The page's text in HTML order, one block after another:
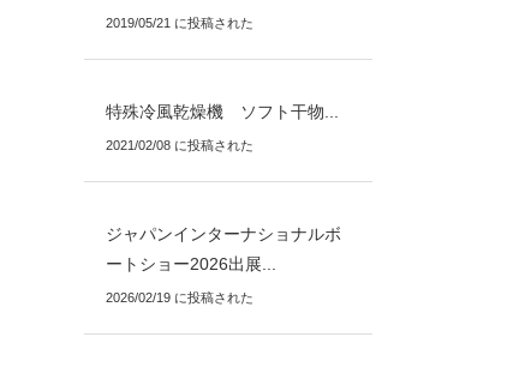
2019/05/21 に投稿された
特殊冷風乾燥機 ソフト干物...
2021/02/08 に投稿された
ジャパンインターナショナルボ
ートショー2026出展...
2026/02/19 に投稿された